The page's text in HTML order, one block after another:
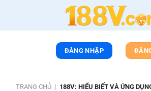
nội
ĐĂNG NHẬP
TRANG CHỦ | 188V: HIỂU BIẾT VÀ ỨNG